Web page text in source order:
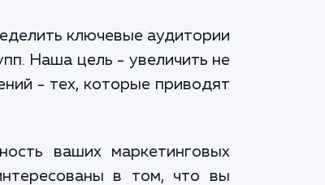
ключевые аудитории
Наша цель - увеличить не
- тех, которые приводят
ваших маркетинговых
в том, что вы